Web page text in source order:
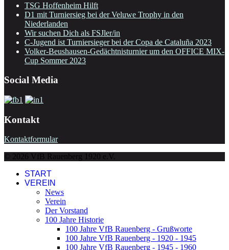
TSG Hoffenheim Hilft
D1 mit Turniersieg bei der Veluwe Trophy in den
Niederlanden
Wir suchen Dich als FSJler/in
C-Jugend ist Turniersieger bei der Copa de Cataluña 2023
Volker-Beushausen-Gedächtnisturnier um den OFFICE MIX-
Cup Sommer 2023
Social Media
Kontakt
Kontaktformular
© 2026 VfB Rauenberg 1920 e.V.
START
VEREIN
News
Verein
Der Vorstand
100 Jahre Historie
100 Jahre VfB Rauenberg - Grußworte
100 Jahre VfB Rauenberg - 1920 - 1945
100 Jahre VfB Rauenberg - 1945 - 1960